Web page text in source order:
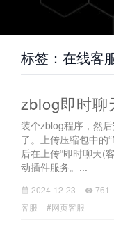
标签：在线客
zblog即时聊
装个zblog程序，然
了。上传压缩包中的
后在上传“即时聊天(
动插件服务。...
2024-12-23 761
客服
#网页客服